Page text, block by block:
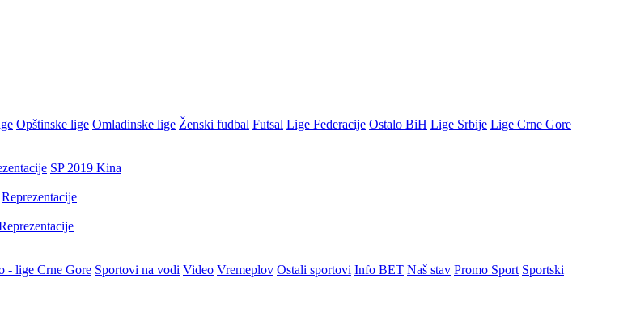
Opštinske lige Omladinske lige Ženski fudbal Futsal Lige Federacije Ostalo BiH Lige Srbije Lige Crne Gore
SP 2019 Kina
Reprezentacije
- lige Crne Gore Sportovi na vodi Video Vremeplov Ostali sportovi Info BET Naš stav Promo Sport Sportski